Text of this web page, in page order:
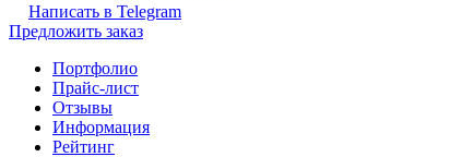
Написать в Telegram
Предложить заказ
Портфолио
Прайс-лист
Отзывы
Информация
Рейтинг